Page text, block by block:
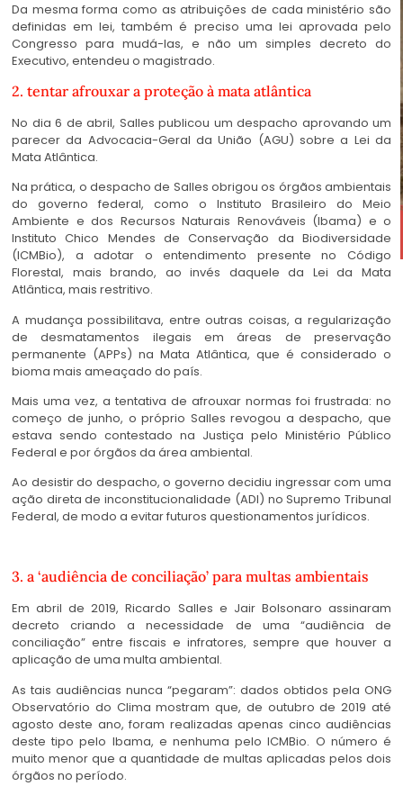
Da mesma forma como as atribuições de cada ministério são
definidas em lei, também é preciso uma lei aprovada pelo
Congresso para mudá-las, e não um simples decreto do
Executivo, entendeu o magistrado.
2. tentar afrouxar a proteção à mata atlântica
No dia 6 de abril, Salles publicou um despacho aprovando um
parecer da Advocacia-Geral da União (AGU) sobre a Lei da
Mata Atlântica.
Na prática, o despacho de Salles obrigou os órgãos ambientais
do governo federal, como o Instituto Brasileiro do Meio
Ambiente e dos Recursos Naturais Renováveis (Ibama) e o
Instituto Chico Mendes de Conservação da Biodiversidade
(ICMBio), a adotar o entendimento presente no Código
Florestal, mais brando, ao invés daquele da Lei da Mata
Atlântica, mais restritivo.
A mudança possibilitava, entre outras coisas, a regularização
de desmatamentos ilegais em áreas de preservação
permanente (APPs) na Mata Atlântica, que é considerado o
bioma mais ameaçado do país.
Mais uma vez, a tentativa de afrouxar normas foi frustrada: no
começo de junho, o próprio Salles revogou a despacho, que
estava sendo contestado na Justiça pelo Ministério Público
Federal e por órgãos da área ambiental.
Ao desistir do despacho, o governo decidiu ingressar com uma
ação direta de inconstitucionalidade (ADI) no Supremo Tribunal
Federal, de modo a evitar futuros questionamentos jurídicos.
3. a ‘audiência de conciliação’ para multas ambientais
Em abril de 2019, Ricardo Salles e Jair Bolsonaro assinaram
decreto criando a necessidade de uma “audiência de
conciliação” entre fiscais e infratores, sempre que houver a
aplicação de uma multa ambiental.
As tais audiências nunca “pegaram”: dados obtidos pela ONG
Observatório do Clima mostram que, de outubro de 2019 até
agosto deste ano, foram realizadas apenas cinco audiências
deste tipo pelo Ibama, e nenhuma pelo ICMBio. O número é
muito menor que a quantidade de multas aplicadas pelos dois
órgãos no período.